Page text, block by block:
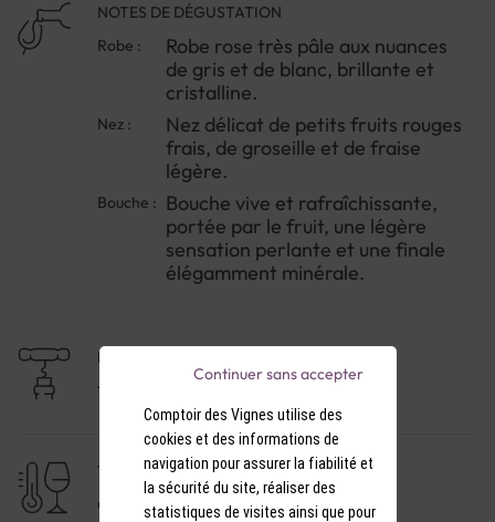
incontournables des rosés du Sud de la France. Le
millésime 2025 conserve cette identité élégante et
moderne qui séduit aussi bien les amateurs que les
NOTE DE DEGUSTATION
Couleur : Robe rose très pâle aux nuances de gris et
de blanc, brillante et cristalline.
Arômes : Nez délicat de petits fruits rouges frais, de
groseille et de fraise légère.
Saveurs : Bouche vive et rafraîchissante, portée par
le fruit, une légère sensation perlante et une finale
élégamment minérale.
NOTES DE DÉGUSTATION
Robe :
Robe rose très pâle aux nuances
de gris et de blanc, brillante et
cristalline.
Nez :
Nez délicat de petits fruits rouges
frais, de groseille et de fraise
légère.
Bouche : Bouche vive et rafraîchissante,
portée par le fruit, une légère
sensation perlante et une finale
élégamment minérale.
NIVEAU DE GARDE
1 à 3 ans
TEMPÉRATURE DE SERVICE
9-10°C
Comptoir des Vignes utilise des
cookies et des informations de
navigation pour assurer la fiabilité et
la sécurité du site, réaliser des
statistiques de visites ainsi que pour
Continuer sans accepter